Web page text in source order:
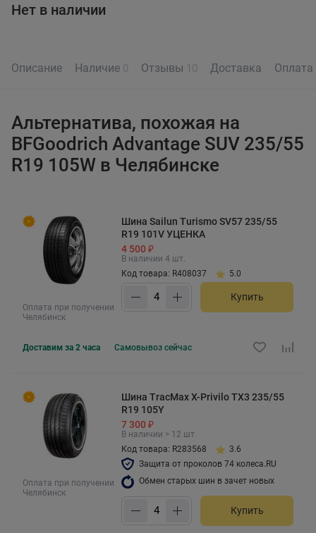
Нет в наличии
Описание Наличие 0 Отзывы 10 Доставка Оплата
Альтернатива, похожая на
BFGoodrich Advantage SUV 235/55
R19 105W в Челябинске
Оплата при получении
Челябинск
Шина Sailun Turismo SV57 235/55
R19 101V УЦЕНКА
4 500 ₽
В наличии 4 шт.
Код товара: R408037
5.0
Купить
Доставим за 2 часа Самовывоз сейчас
Оплата при получении
Челябинск
Шина TracMax X-Privilo TX3 235/55
R19 105Y
7 300 ₽
В наличии > 12 шт.
Код товара: R283568
3.6
Защита от проколов 74 колеса.RU
Обмен старых шин в зачет новых
Купить